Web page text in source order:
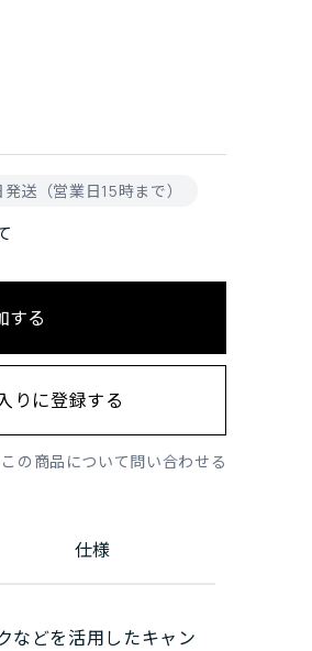
発送（営業日15時まで）
する
この商品について問い合わせる
りに登録する
仕様
などを活用したキャン